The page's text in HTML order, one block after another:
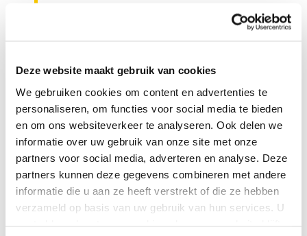
Deze website maakt gebruik van cookies
We gebruiken cookies om content en advertenties te
personaliseren, om functies voor social media te bieden
en om ons websiteverkeer te analyseren. Ook delen we
informatie over uw gebruik van onze site met onze
partners voor social media, adverteren en analyse. Deze
partners kunnen deze gegevens combineren met andere
informatie die u aan ze heeft verstrekt of die ze hebben
verzameld op basis van uw gebruik van hun services. U
En het mooiste? Jij doet ook gewoon
mee! Stap in de spotlight tijdens de
kom als publiek genieten van een
morgen. Kom langs en voel de vibe.
Als deelnemer op het podium
staan?
MELD JE AAN